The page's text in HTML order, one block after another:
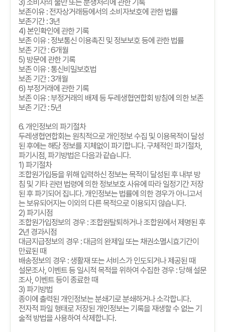
3) 소비자의 불만 또는 분쟁처리에 관한 기록
보존이유 : 전자상거래등에서의 소비자보호에 관한 법률
보존기간 : 3년
4) 본인확인에 관한 기록
보존 이유 : 정보통신 이용촉진 및 정보보호 등에 관한 법률
보존 기간 : 6개월
5) 방문에 관한 기록
보존 이유 :통신비밀보호법
보존 기간 : 3개월
6) 부정거래에 관한 기록
보존 이유 :부정거래의 배제 등 두레생협연합회 방침에 의한 보존
보존 기간 : 5년
6.개인정보의 파기절차
두레생협연합회는 원칙적으로 개인정보 수집 및 이용목적이 달성
된 후에는 해당 정보를 지체없이 파기합니다.구체적인 파기절차,
파기시점,파기방법은 다음과 같습니다.
1) 파기절차
조합원가입등을 위해 입력하신 정보는 목적이 달성된 후 내부 방
침 및 기타 관련 법령에 의한 정보보호 사유에 따라 일정기간 저장
된 후 파기되어 집니다.개인정보는 법률에 의한 경우가 아니고서
는 보유되어지는 이외의 다른 목적으로 이용되지 않습니다.
2) 파기시점
조합원가입정보의 경우 :조합원탈퇴하거나 조합원에서 제명된 후
2년 경과시점
대금지급정보의 경우 : 대금의 완제일 또는 채권소멸시효기간이
만료된 때
배송정보의 경우 :생활재 또는 서비스가 인도되거나 제공된 때
설문조사, 이벤트 등 일시적 목적을 위하여 수집한 경우 : 당해 설문
조사, 이벤트 등이 종료한 때
3) 파기방법
종이에 출력된 개인정보는 분쇄기로 분쇄하거나 소각합니다.
전자적 파일 형태로 저장된 개인정보는 기록을 재생할 수 없는 기
술적 방법을 사용하여 삭제합니다.